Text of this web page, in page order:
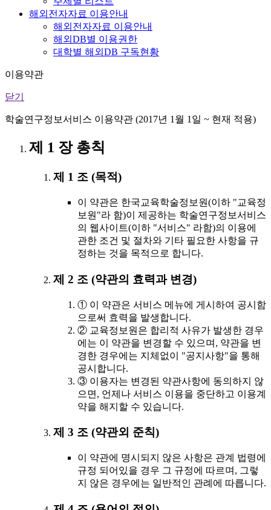
해외전자자료 이용안내
해외전자자료 이용안내
해외DB별 이용권한
대학별 해외DB 구독현황
이용약관
닫기
학술연구정보서비스 이용약관 (2017년 1월 1일 ~ 현재 적용)
제 1 장 총칙
제 1 조 (목적)
이 약관은 한국교육학술정보원(이하 "교육정
보원"라 함)이 제공하는 학술연구정보서비스
의 웹사이트(이하 "서비스" 라함)의 이용에
관한 조건 및 절차와 기타 필요한 사항을 규
정하는 것을 목적으로 합니다.
제 2 조 (약관의 효력과 변경)
① 이 약관은 서비스 메뉴에 게시하여 공시함
으로써 효력을 발생합니다.
② 교육정보원은 합리적 사유가 발생한 경우
에는 이 약관을 변경할 수 있으며, 약관을 변
경한 경우에는 지체없이 "공지사항"을 통해
공시합니다.
③ 이용자는 변경된 약관사항에 동의하지 않
으면, 언제나 서비스 이용을 중단하고 이용계
약을 해지할 수 있습니다.
제 3 조 (약관외 준칙)
이 약관에 명시되지 않은 사항은 관계 법령에
규정 되어있을 경우 그 규정에 따르며, 그렇
지 않은 경우에는 일반적인 관례에 따릅니다.